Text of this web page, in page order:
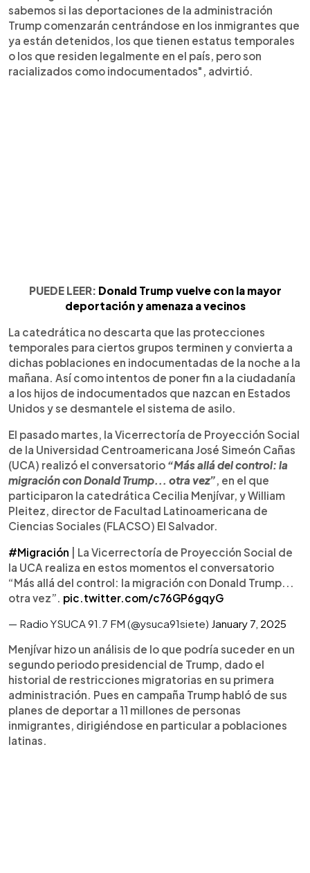
sabemos si las deportaciones de la administración
Trump comenzarán centrándose en los inmigrantes que
ya están detenidos, los que tienen estatus temporales
o los que residen legalmente en el país, pero son
racializados como indocumentados", advirtió.
PUEDE LEER: Donald Trump vuelve con la mayor
deportación y amenaza a vecinos
La catedrática no descarta que las protecciones
temporales para ciertos grupos terminen y convierta a
dichas poblaciones en indocumentadas de la noche a la
mañana. Así como intentos de poner fin a la ciudadanía
a los hijos de indocumentados que nazcan en Estados
Unidos y se desmantele el sistema de asilo.
El pasado martes, la Vicerrectoría de Proyección Social
de la Universidad Centroamericana José Simeón Cañas
(UCA) realizó el conversatorio “Más allá del control: la
migración con Donald Trump... otra vez” , en el que
participaron la catedrática Cecilia Menjívar, y William
Pleitez, director de Facultad Latinoamericana de
Ciencias Sociales (FLACSO) El Salvador.
#Migración | La Vicerrectoría de Proyección Social de
la UCA realiza en estos momentos el conversatorio
“Más allá del control: la migración con Donald Trump...
otra vez”. pic.twitter.com/c76GP6gqyG
— Radio YSUCA 91.7 FM (@ysuca91siete) January 7, 2025
Menjívar hizo un análisis de lo que podría suceder en un
segundo periodo presidencial de Trump, dado el
historial de restricciones migratorias en su primera
administración. Pues en campaña Trump habló de sus
planes de deportar a 11 millones de personas
inmigrantes, dirigiéndose en particular a poblaciones
latinas.